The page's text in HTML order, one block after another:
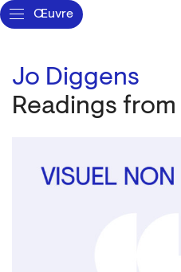
Œuvre
Jo Diggens
Readings